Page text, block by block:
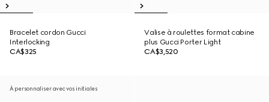
Bracelet cordon Gucci
Interlocking
CA$325
Valise à roulettes format cabine
plus Gucci Porter Light
CA$3,520
À personnaliser avec vos initiales